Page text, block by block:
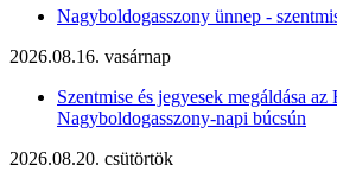
Nagyboldogasszony ünnep -
2026.08.16. vasárnap
Szentmise és jegyesek megáldása az
Nagyboldogasszony-napi búcsún
2026.08.20. csütörtök